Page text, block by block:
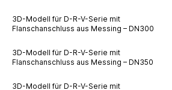
3D-Modell für D-R-V-Serie mit
Flanschanschluss aus Messing – DN300
3D-Modell für D-R-V-Serie mit
Flanschanschluss aus Messing – DN350
3D-Modell für D-R-V-Serie mit